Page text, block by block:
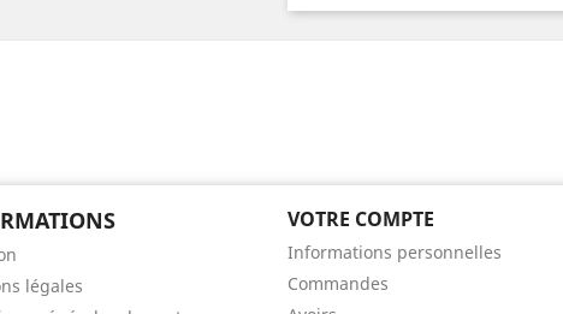
légales
VOTRE COMPTE
Informations personnelles
Commandes